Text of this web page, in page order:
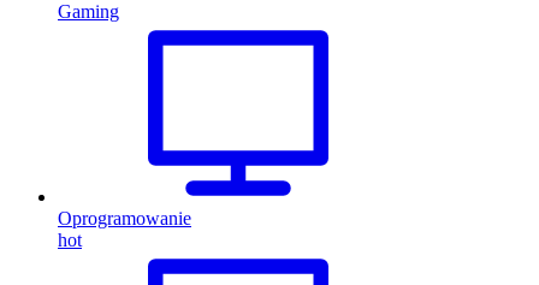
Gaming
Oprogramowanie
hot